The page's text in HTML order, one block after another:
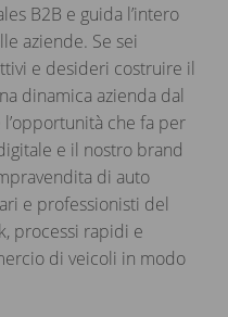
B2B e guida l’intero
aziende. Se sei
e desideri costruire il
dinamica azienda dal
che fa per
e il nostro brand
di auto
e professionisti del
processi rapidi e
di veicoli in modo